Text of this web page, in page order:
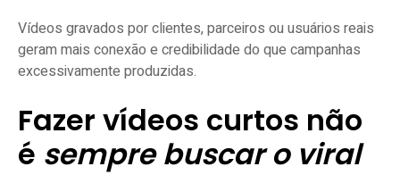
Vídeos gravados por clientes, parceiros ou usuários reais
geram mais conexão e credibilidade do que campanhas
excessivamente produzidas.
Fazer vídeos curtos não
é sempre buscar o viral